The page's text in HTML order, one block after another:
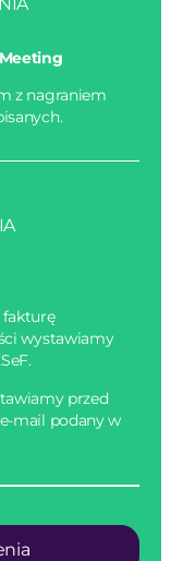
z nagraniem
wystawiamy
przed
mail podany w